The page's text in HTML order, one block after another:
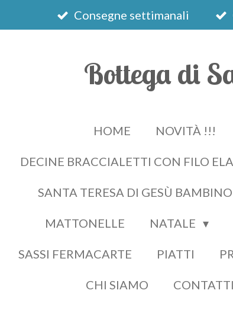
Consegne settimanali
Bottega di
HOME NOVITÀ !!!
DECINE BRACCIALETTI CON FILO
SANTA TERESA DI GESÙ BAMBINO
MATTONELLE NATALE
SASSI FERMACARTE PIATTI
CHI SIAMO CONTATTI